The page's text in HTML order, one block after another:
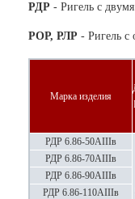
РДР - Ригель с
РОР, РЛР - Ригель с
Марка изделия
РДР 6.86-50АIIIв
РДР 6.86-70АIIIв
РДР 6.86-90АIIIв
РДР 6.86-110АIIIв